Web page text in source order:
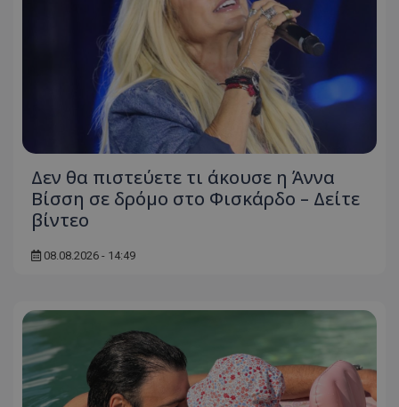
Δεν θα πιστεύετε τι άκουσε η Άννα
Βίσση σε δρόμο στο Φισκάρδο – Δείτε
βίντεο
08.08.2026 - 14:49